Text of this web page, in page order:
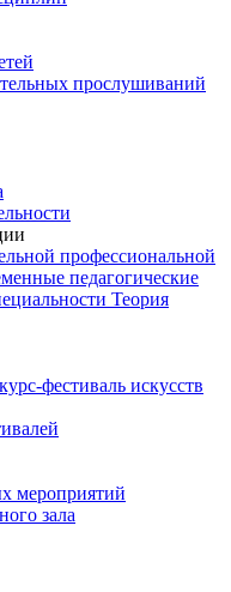
прослушиваний
профессиональной
педагогические
Теория
фестиваль искусств
мероприятий
зала